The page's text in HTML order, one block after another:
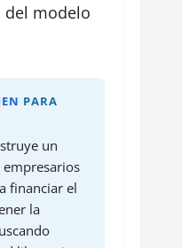
del modelo
PARA
un
financiar el
la